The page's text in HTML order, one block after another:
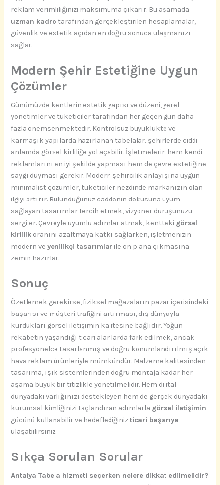
reklam verimliliğinizi maksimuma çıkarır. Bu aşamada
uzman kadro tarafından gerçekleştirilen hesaplamalar,
güvenlik ve estetik açıdan en doğru sonuca ulaşmanızı
sağlar.
Modern Şehir Estetiğine Uygun
Çözümler
Günümüzde kentlerin estetik yapısı ve düzeni, yerel
yönetimler ve tüketiciler tarafından her geçen gün daha
fazla önemsenmektedir. Kontrolsüz büyüklükte ve
karmaşık yapılarda hazırlanan tabelalar, şehirlerde ciddi
anlamda görsel kirliliğe yol açabilir. İşletmelerin hem kendi
reklamlarını en iyi şekilde yapması hem de çevre estetiğine
saygı duyması gerekir. Modern şehircilik anlayışına uygun
minimalist çözümler, tüketiciler nezdinde markanızın olan
ilgiyi artırır. Bulunduğunuz caddenin dokusuna uyum
sağlayan tasarımlar tercih etmek, vizyoner duruşunuzu
sergiler. Çevreyle uyumlu adımlar atmak, kentteki görsel
kirlilik oranını azaltmaya katkı sağlarken, işletmenizin
modern veyenilikçi tasarımlar ile ön plana çıkmasına
zemin hazırlar.
Sonuç
Özetlemek gerekirse, fiziksel mağazaların pazar içerisindeki
başarısı ve müşteri trafiğini artırması, dış dünyayla
kurdukları görsel iletişimin kalitesine bağlıdır. Yoğun
rekabetin yaşandığı ticari alanlarda fark edilmek, ancak
profesyonelce tasarlanmış ve doğru konumlandırılmış açık
hava reklam ürünleriyle mümkündür. Malzeme kalitesinden
tasarıma, ışık sistemlerinden doğru montaja kadar her
aşama büyük bir titizlikle yönetilmelidir. Hem dijital
dünyadaki varlığınızı destekleyen hem de gerçek dünyadaki
kurumsal kimliğinizi taçlandıran adımlarla görsel iletişimin
gücünü kullanabilir ve hedeflediğinizticari başarıya
ulaşabilirsiniz.
Sıkça Sorulan Sorular
Antalya Tabela hizmeti seçerken nelere dikkat edilmelidir?